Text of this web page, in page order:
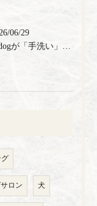
06/29
グ
ロン 犬